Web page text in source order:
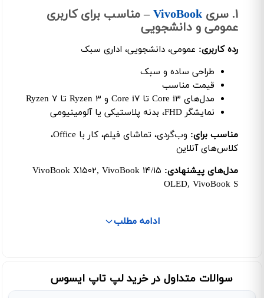
۱. سری VivoBook– مناسب برای کاربری
عمومی و دانشجویی
رده کاربری: عمومی، دانشجویی، اداری سبک
طراحی ساده و سبک
قیمت مناسب
مدل‌های Core i۳ تا Core i۷ و Ryzen ۳ تا Ryzen ۷
نمایشگر FHD، بدنه پلاستیکی یا آلومینیومی
مناسب برای:
وب‌گردی، تماشای فیلم، کار با Office،
کلاس‌های آنلاین
مدل‌های پیشنهادی: VivoBook X۱۵۰۲, VivoBook ۱۴/۱۵
OLED, VivoBook S
ادامه مطلب
سوالات متداول در خرید لپ تاپ ایسوس